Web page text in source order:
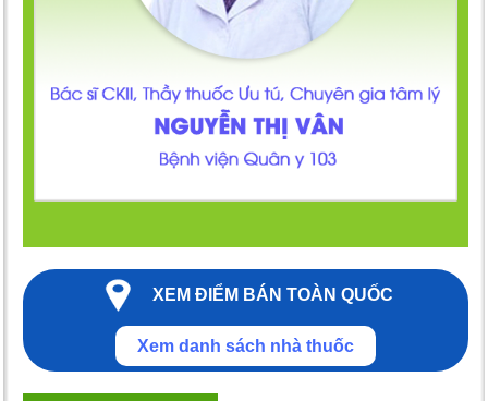
XEM ĐIỂM BÁN TOÀN QUỐC
Xem danh sách nhà thuốc